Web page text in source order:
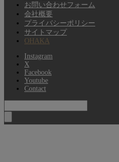
お問い合わせフォーム
会社概要
プライバシーポリシー
サイトマップ
OHAKA
Instagram
X
Facebook
Youtube
Contact